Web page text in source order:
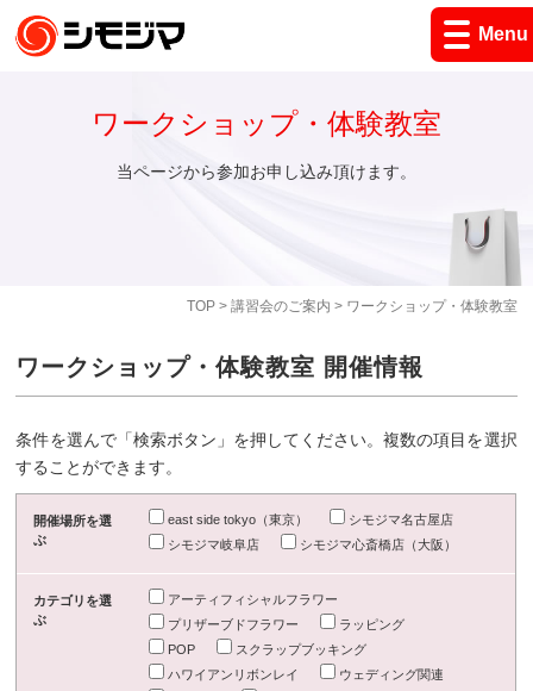
Menu
TOP> 講習会のご案内 > ワークショップ・体験教室
ワークショップ・体験教室
当ページから参加お申し込み頂けます。
ワークショップ・体験教室 開催情報
条件を選んで「検索ボタン」を押してください。複数の項目を選択
することができます。
開催場所を選
ぶ
east side tokyo（東京）
シモジマ名古屋店
シモジマ岐阜店
シモジマ心斎橋店（大阪）
カテゴリを選
ぶ
アーティフィシャルフラワー
プリザーブドフラワー
ラッピング
POP
スクラップブッキング
ハワイアンリボンレイ
ウェディング関連